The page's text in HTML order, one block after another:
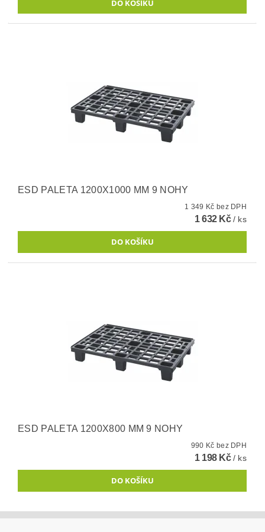
ESD PALETA 1200X1000 MM 9 NOHY
1 349 Kč bez DPH
1 632 Kč/ ks
ESD PALETA 1200X800 MM 9 NOHY
990 Kč bez DPH
1 198 Kč/ ks